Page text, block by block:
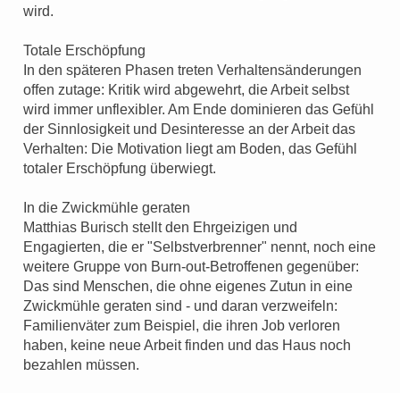
wird.
Totale Erschöpfung
In den späteren Phasen treten Verhaltensänderungen
offen zutage: Kritik wird abgewehrt, die Arbeit selbst
wird immer unflexibler. Am Ende dominieren das Gefühl
der Sinnlosigkeit und Desinteresse an der Arbeit das
Verhalten: Die Motivation liegt am Boden, das Gefühl
totaler Erschöpfung überwiegt.
In die Zwickmühle geraten
Matthias Burisch stellt den Ehrgeizigen und
Engagierten, die er "Selbstverbrenner" nennt, noch eine
weitere Gruppe von Burn-out-Betroffenen gegenüber:
Das sind Menschen, die ohne eigenes Zutun in eine
Zwickmühle geraten sind - und daran verzweifeln:
Familienväter zum Beispiel, die ihren Job verloren
haben, keine neue Arbeit finden und das Haus noch
bezahlen müssen.